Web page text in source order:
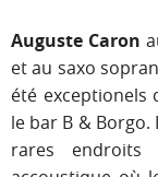
Auguste Caron
et au saxo
été exceptionels
le bar B & Borgo.
rares endroits